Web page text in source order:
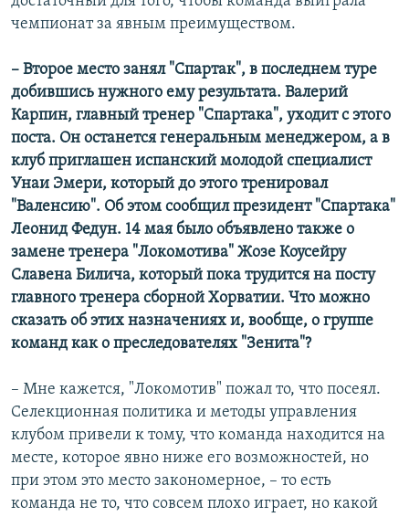
чемпионат за явным преимуществом.
– Второе место занял "Спартак", в последнем туре
добившись нужного ему результата. Валерий
Карпин, главный тренер "Спартака", уходит с этого
поста. Он останется генеральным менеджером, а в
клуб приглашен испанский молодой специалист
Унаи Эмери, который до этого тренировал
"Валенсию". Об этом сообщил президент "Спартака"
Леонид Федун. 14 мая было объявлено также о
замене тренера "Локомотива" Жозе Коусейру
Славена Билича, который пока трудится на посту
главного тренера сборной Хорватии. Что можно
сказать об этих назначениях и, вообще, о группе
команд как о преследователях "Зенита"?
– Мне кажется, "Локомотив" пожал то, что посеял.
Селекционная политика и методы управления
клубом привели к тому, что команда находится на
месте, которое явно ниже его возможностей, но
при этом это место закономерное, – то есть
команда не то, что совсем плохо играет, но какой